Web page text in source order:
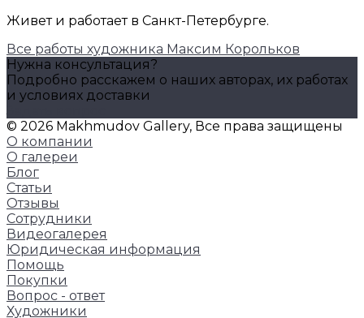
Живет и работает в Санкт-Петербурге.
Все работы художника Максим Корольков
Нужна консультация?
Подробно расскажем о наших авторах, их работах
и условиях доставки
© 2026 Makhmudov Gallery, Все права защищены
О компании
О галереи
Блог
Статьи
Отзывы
Сотрудники
Видеогалерея
Юридическая информация
Помощь
Покупки
Вопрос - ответ
Художники